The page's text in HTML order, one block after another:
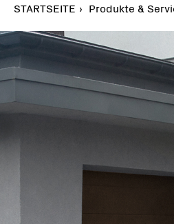
STARTSEITE Produkte &